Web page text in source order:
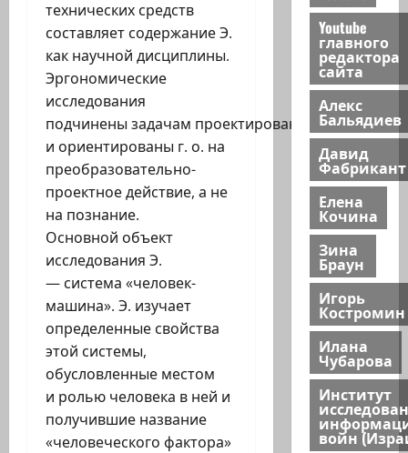
технических средств
составляет содержание Э.
как научной дисциплины.
Эргономические
исследования
подчинены задачам проектирования
и ориентированы г. о. на
преобразовательно-
проектное действие, а не
на познание.
Основной объект
исследования Э.
— система «человек-
машина». Э. изучает
определенные свойства
этой системы,
обусловленные местом
и ролью человека в ней и
получившие название
«человеческого фактора»
Youtube
главного
редактора
сайта
Алекс
Бальядиев
Давид
Фабрикант
Елена
Кочина
Зина
Браун
Игорь
Костромин
Илана
Чубарова
Институт
войн